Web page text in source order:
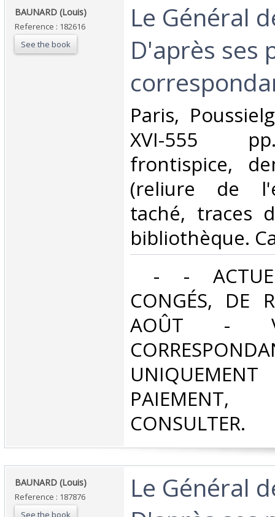
‎BAUNARD (Louis)‎
Reference : 182616
See the book
‎Le Général
D'après ses
‎Paris,
XVI-555
frontispice,
(reliure de
taché, traces
bibliothèque.
- -
CONGÉS, DE
AOÛT -
CONSULTER.‎
‎BAUNARD (Louis)‎
Reference : 187876
See the book
‎Le Général